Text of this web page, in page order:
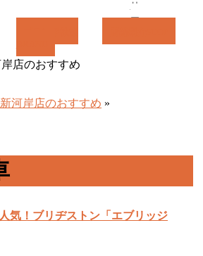
リ
ー
店のおすすめ
河岸店のおすすめ »
気！ブリヂストン「エブリッジ